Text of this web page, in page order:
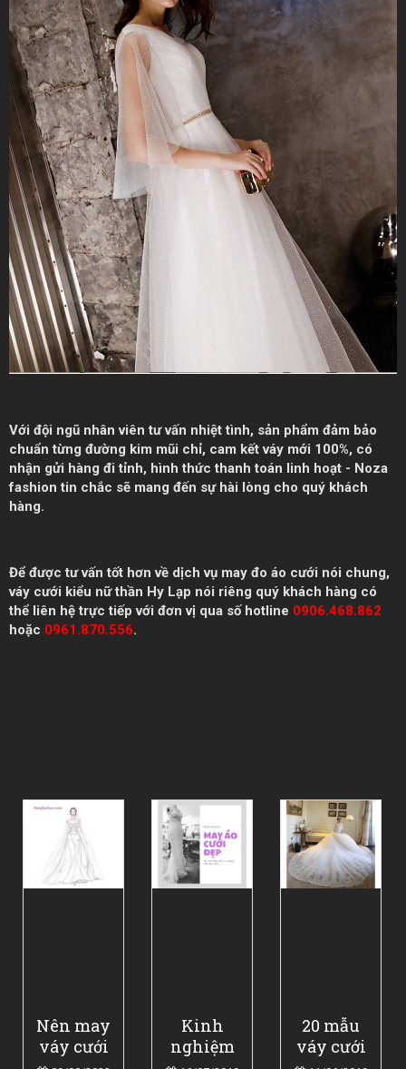
Với đội ngũ nhân viên tư vấn nhiệt tình, sản phẩm đảm bảo
chuẩn từng đường kim mũi chỉ, cam kết váy mới 100%, có
nhận gửi hàng đi tỉnh, hình thức thanh toán linh hoạt - Noza
fashion tin chắc sẽ mang đến sự hài lòng cho quý khách
hàng.
Để được tư vấn tốt hơn về dịch vụ may đo áo cưới nói chung,
váy cưới kiểu nữ thần Hy Lạp nói riêng quý khách hàng có
thể liên hệ trực tiếp với đơn vị qua số hotline 0906.468.862
hoặc 0961.870.556.
Nên may
váy cưới
Kinh
nghiệm
20 mẫu
váy cưới